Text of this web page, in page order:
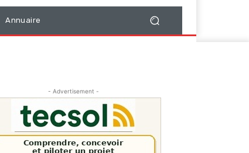
Annuaire
- Advertisement -